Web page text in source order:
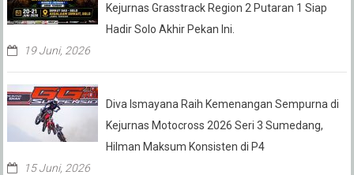
Kejurnas Grasstrack Region 2 Putaran 1 Siap
Hadir Solo Akhir Pekan Ini.
19 Juni, 2026
Diva Ismayana Raih Kemenangan Sempurna di
Kejurnas Motocross 2026 Seri 3 Sumedang,
Hilman Maksum Konsisten di P4
15 Juni, 2026